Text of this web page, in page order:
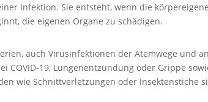
Infektion. Sie entsteht, wenn die
die eigenen Organe zu schädigen.
auch Virusinfektionen der Atemwege und
COVID-19, Lungenentzündung oder Grippe
wie Schnittverletzungen oder Insektenstiche